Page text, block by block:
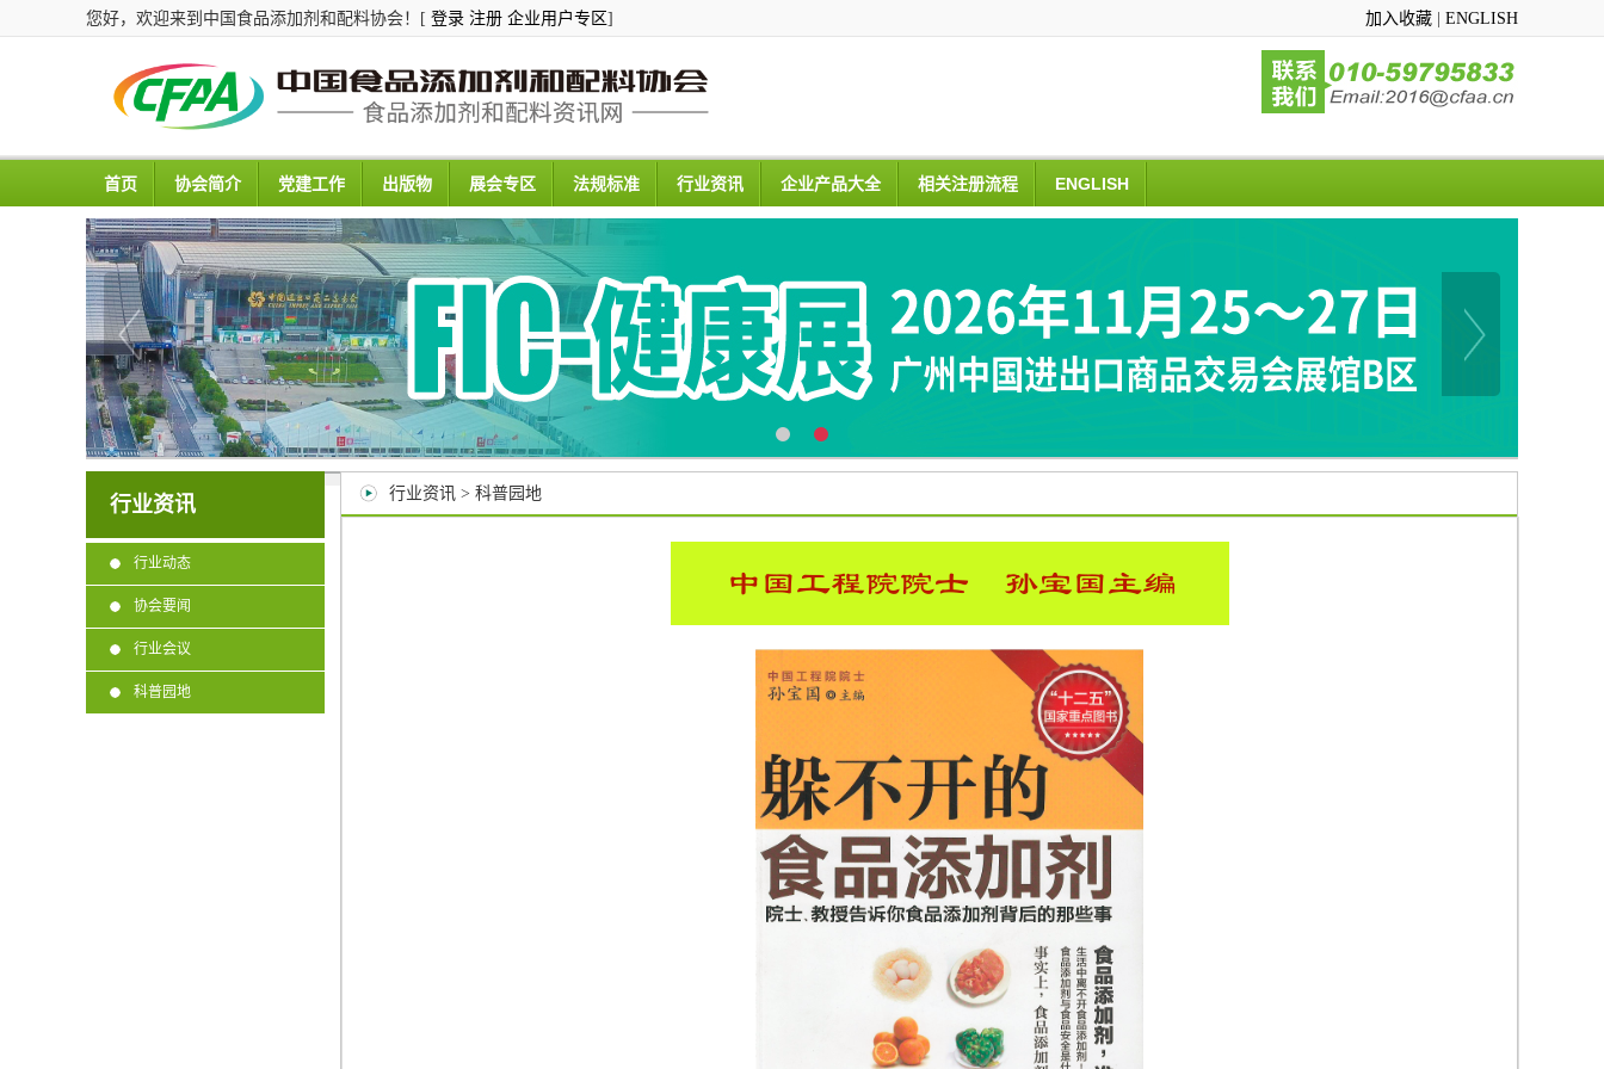
您好，欢迎来到中国食品添加剂和配料协会！[ 登录 注册 企业用户专区] 加入收藏 ENGLISH
首页 协会简介 党建工作 出版物 展会专区 法规标准 行业资讯 企业产品大全 相关注册流程 ENGLISH
行业资讯
行业动态
协会要闻
行业会议
科普园地
行业资讯 > 科普园地